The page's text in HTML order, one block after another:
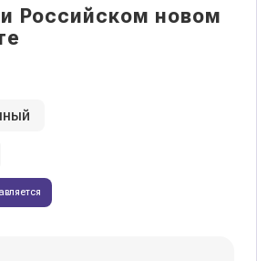
Российском новом